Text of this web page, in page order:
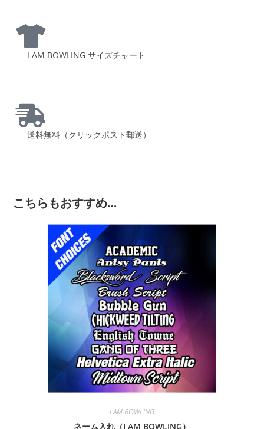
I AM BOWLING サイズチャート
送料無料（クリックポスト郵送）
こちらもおすすめ…
I AM BOWLING
ネーム入れ（I AM BOWLING）